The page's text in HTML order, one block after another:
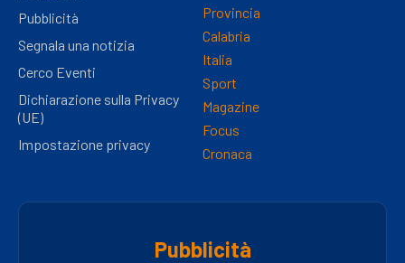
Pubblicità
Segnala una notizia
Cerco Eventi
Dichiarazione sulla Privacy
(UE)
Impostazione privacy
Provincia
Calabria
Italia
Sport
Magazine
Focus
Cronaca
Pubblicità